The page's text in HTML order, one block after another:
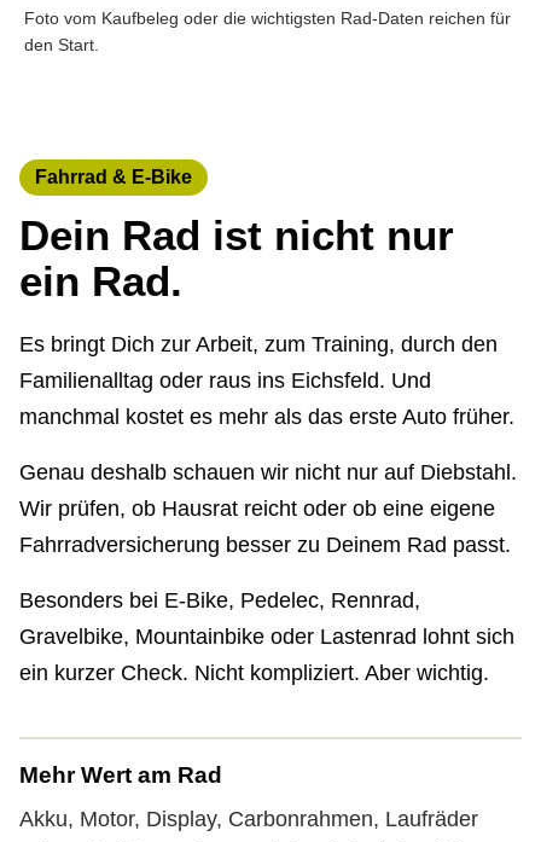
Foto vom Kaufbeleg oder die wichtigsten Rad-Daten reichen für
den Start.
Fahrrad & E-Bike
Dein Rad ist nicht nur
ein Rad.
Es bringt Dich zur Arbeit, zum Training, durch den
Familienalltag oder raus ins Eichsfeld. Und
manchmal kostet es mehr als das erste Auto früher.
Genau deshalb schauen wir nicht nur auf Diebstahl.
Wir prüfen, ob Hausrat reicht oder ob eine eigene
Fahrradversicherung besser zu Deinem Rad passt.
Besonders bei E-Bike, Pedelec, Rennrad,
Gravelbike, Mountainbike oder Lastenrad lohnt sich
ein kurzer Check. Nicht kompliziert. Aber wichtig.
Mehr Wert am Rad
Akku, Motor, Display, Carbonrahmen, Laufräder